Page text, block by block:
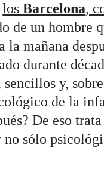
losBarcelona,
de un hombre
mañana
durante
y,
de la
De eso
sólo